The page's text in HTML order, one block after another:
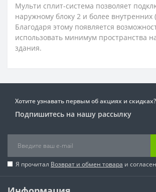
Мульти сплит-система позволяет
наружному блоку 2 и более внутренних
Благодаря этому появляется
использовать минимум пространства
здания.
Хотите узнавать первым об акциях и скидках?
Подпишитесь на нашу рассылку
Я прочитал Возврат и обмен товара и